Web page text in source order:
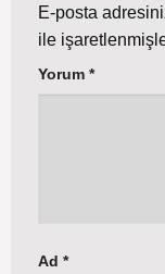
E-posta
ile
Yorum *
Ad *